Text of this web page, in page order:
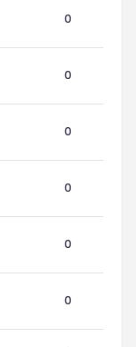
0
0
0
0
0
0